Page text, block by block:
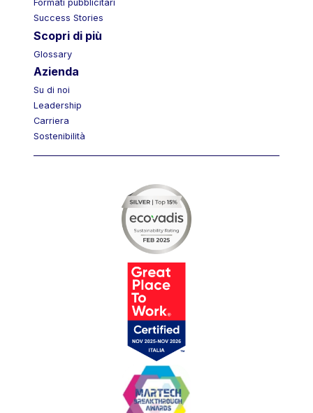
Formati pubblicitari
Success Stories
Scopri di più
Glossary
Azienda
Su di noi
Leadership
Carriera
Sostenibilità